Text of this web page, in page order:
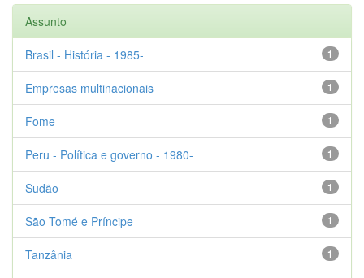
Assunto
1
Brasil - História - 1985-
1
Empresas multinacionais
1
Fome
1
Peru - Política e governo - 1980-
1
Sudão
1
São Tomé e Príncipe
1
Tanzânia